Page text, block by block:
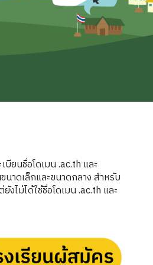
ยนชื่อโดเมน .ac.th และ
นาดเล็กและขนาดกลาง สำหรับ
งไม่ได้ใช้ชื่อโดเมน .ac.th และ